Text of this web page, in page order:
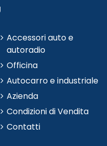
Accessori auto e
autoradio
Officina
Autocarro e industriale
Azienda
Condizioni di Vendita
Contatti